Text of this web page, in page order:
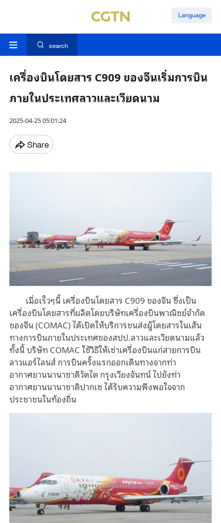
Language
search
เครื่องบินโดยสาร C909 ของจีนเริ่มการบิน
ภายในประเทศลาวและเวียดนาม
2025-04-25 05:01:24
Share
เมื่อเร็วๆนี้ เครื่องบินโดยสาร C909 ของจีน ซึ่งเป็น
เครื่องบินโดยสารที่ผลิตโดยบริษัทเครื่องบินพาณิชย์จำกัด
ของจีน (COMAC) ได้เปิดให้บริการขนส่งผู้โดยสารในเส้น
ทางการบินภายในประเทศของสปป.ลาวและเวียดนามแล้ว
ทั้งนี้ บริษัท COMAC ใช้วิธีให้เช่าเครื่องบินแก่สายการบิน
ลาวแอร์ไลนส์ การบินครั้งแรกออกเดินทางจากท่า
อากาศยานนานาชาติวัตไต กรุงเวียงจันทน์ ไปยังท่า
อากาศยานนานาชาติปากเซ ได้รับความพึงพอใจจาก
ประชาชนในท้องถิ่น